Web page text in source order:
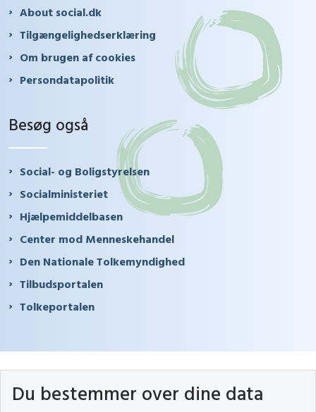
About social.dk
Tilgængelighedserklæring
Om brugen af cookies
Persondatapolitik
Besøg også
Social- og Boligstyrelsen
Socialministeriet
Hjælpemiddelbasen
Center mod Menneskehandel
Den Nationale Tolkemyndighed
Tilbudsportalen
Tolkeportalen
Du bestemmer over dine data